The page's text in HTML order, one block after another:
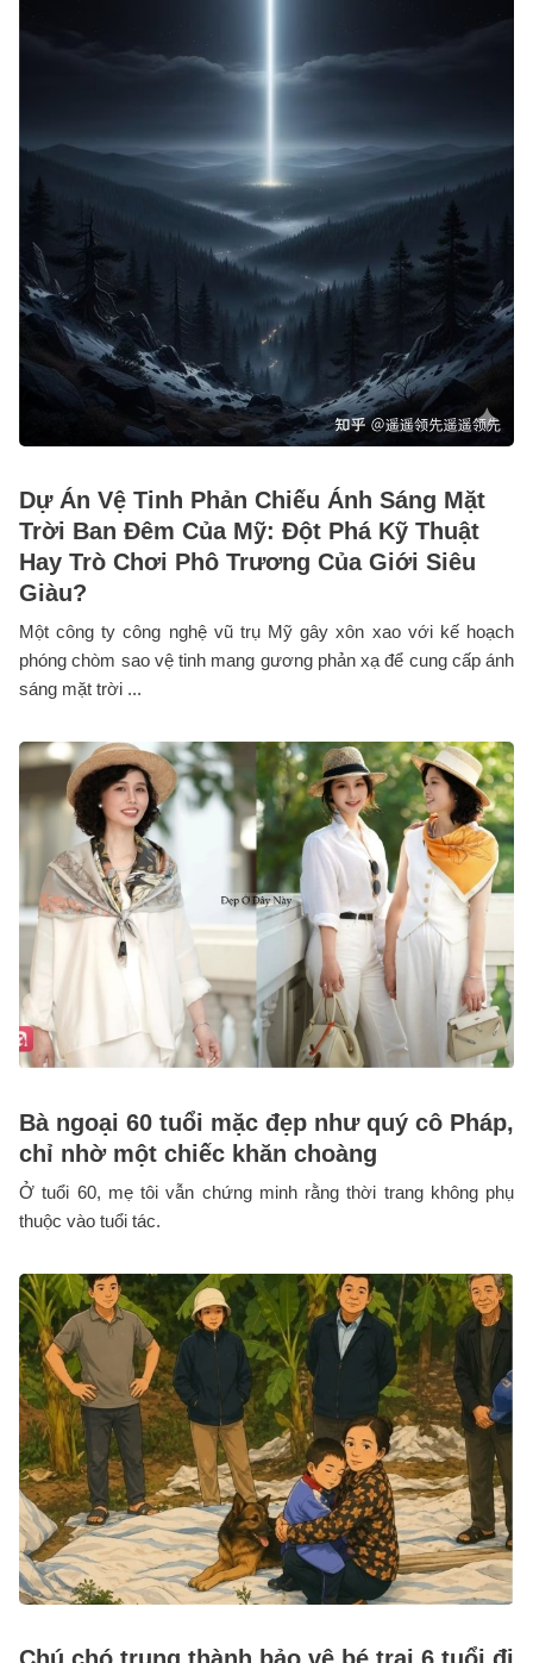
Dự Án Vệ Tinh Phản Chiếu Ánh Sáng Mặt
Trời Ban Đêm Của Mỹ: Đột Phá Kỹ Thuật
Hay Trò Chơi Phô Trương Của Giới Siêu
Giàu?
Một công ty công nghệ vũ trụ Mỹ gây xôn xao với kế hoạch
phóng chòm sao vệ tinh mang gương phản xạ để cung cấp ánh
sáng mặt trời ...
Bà ngoại 60 tuổi mặc đẹp như quý cô Pháp,
chỉ nhờ một chiếc khăn choàng
Ở tuổi 60, mẹ tôi vẫn chứng minh rằng thời trang không phụ
thuộc vào tuổi tác.